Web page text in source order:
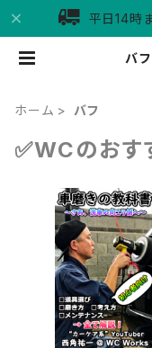
平日14時
バ
ホーム バフ
✅WCのおす